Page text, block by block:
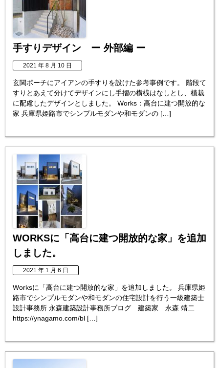
手すりデザイン ー 外部編 ー
2021 年 8 月 10 日
玄関ポーチにアイアンの手すりを設けた参考事例です。 階段て
すりとあえて分けてデザインにし手摺の横桟はなしとし、植栽
に配慮したデザインとしました。 Works：高台に建つ開放的な
家 兵庫県姫路市でシンプルモダンや和モダンの […]
WORKSに「高台に建つ開放的な家」を追加
しました。
2021 年 1 月 6 日
Worksに「高台に建つ開放的な家」を追加しました。 兵庫県姫
路市でシンプルモダンや和モダンの住宅設計を行う一級建築士
設計事務所 永森建築設計事務所ブログ 建築家 永森 靖二
https://ynagamo.com/bl […]